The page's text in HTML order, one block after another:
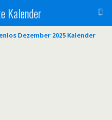
Kalender
Dezember 2025 Kalender